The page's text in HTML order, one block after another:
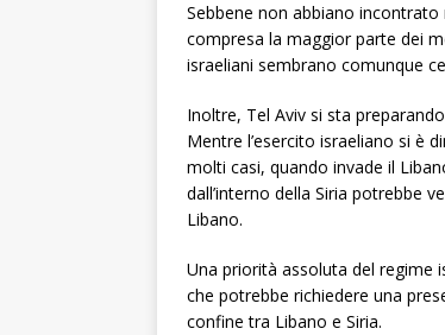
Sebbene non abbiano
compresa la maggior parte dei
israeliani sembrano comunque
Inoltre, Tel Aviv si sta
Mentre l’esercito israeliano si è
molti casi, quando invade il
dall’interno della Siria potrebbe
Libano.
Una priorità assoluta del regime
che potrebbe richiedere una
confine tra Libano e Siria.